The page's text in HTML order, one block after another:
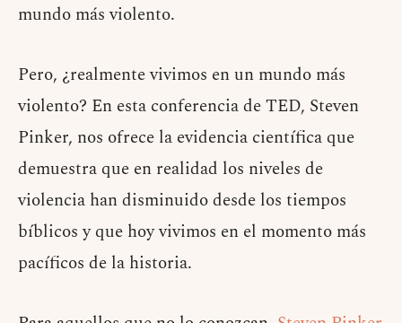
mundo más violento.
Pero, ¿realmente vivimos en un mundo más
violento? En esta conferencia de TED, Steven
Pinker, nos ofrece la evidencia científica que
demuestra que en realidad los niveles de
violencia han disminuido desde los tiempos
bíblicos y que hoy vivimos en el momento más
pacíficos de la historia.